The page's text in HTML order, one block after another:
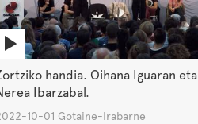
handia. Oihana Iguaran eta
Ibarzabal.
10-01 Gotaine-Irabarne